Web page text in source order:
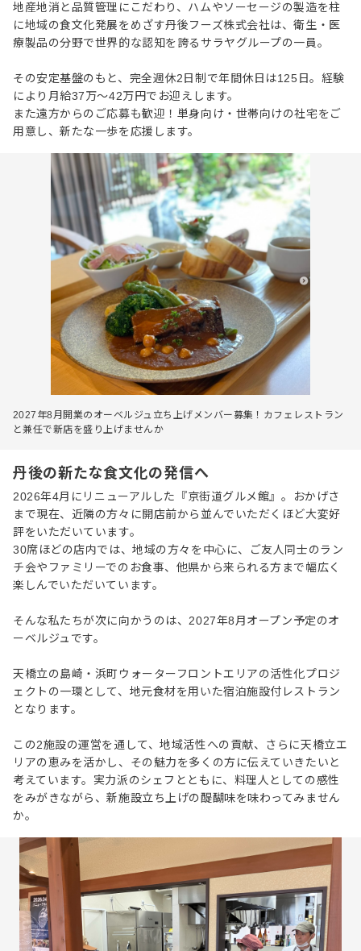
地産地消と品質管理にこだわり、ハムやソーセージの製造を柱
に地域の食文化発展をめざす丹後フーズ株式会社は、衛生・医
療製品の分野で世界的な認知を誇るサラヤグループの一員。
その安定基盤のもと、完全週休2日制で年間休日は125日。経験
により月給37万～42万円でお迎えします。
また遠方からのご応募も歓迎！単身向け・世帯向けの社宅をご
用意し、新たな一歩を応援します。
2027年8月開業のオーベルジュ立ち上げメンバー募集！カフェレストラン
と兼任で新店を盛り上げませんか
丹後の新たな食文化の発信へ
2026年4月にリニューアルした『京街道グルメ館』。おかげさ
まで現在、近隣の方々に開店前から並んでいただくほど大変好
評をいただいています。
30席ほどの店内では、地域の方々を中心に、ご友人同士のラン
チ会やファミリーでのお食事、他県から来られる方まで幅広く
楽しんでいただいています。
そんな私たちが次に向かうのは、2027年8月オープン予定のオ
ーベルジュです。
天橋立の島崎・浜町ウォーターフロントエリアの活性化プロジ
ェクトの一環として、地元食材を用いた宿泊施設付レストラン
となります。
この2施設の運営を通して、地域活性への貢献、さらに天橋立エ
リアの恵みを活かし、その魅力を多くの方に伝えていきたいと
考えています。実力派のシェフとともに、料理人としての感性
をみがきながら、新施設立ち上げの醍醐味を味わってみません
か。